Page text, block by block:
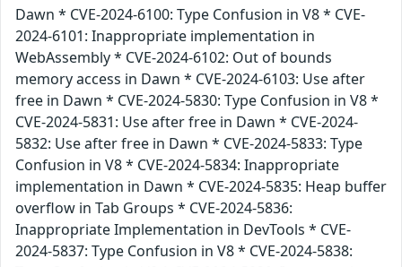
Dawn * CVE-2024-6100: Type Confusion in V8 * CVE-
2024-6101: Inappropriate implementation in
WebAssembly * CVE-2024-6102: Out of bounds
memory access in Dawn * CVE-2024-6103: Use after
free in Dawn * CVE-2024-5830: Type Confusion in V8 *
CVE-2024-5831: Use after free in Dawn * CVE-2024-
5832: Use after free in Dawn * CVE-2024-5833: Type
Confusion in V8 * CVE-2024-5834: Inappropriate
implementation in Dawn * CVE-2024-5835: Heap buffer
overflow in Tab Groups * CVE-2024-5836:
Inappropriate Implementation in DevTools * CVE-
2024-5837: Type Confusion in V8 * CVE-2024-5838: